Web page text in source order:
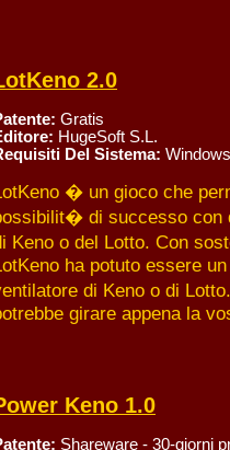
2.0
Gratis
HugeSoft S.L.
Del Sistema:
� un gioco che
di successo con
Keno o del Lotto. Con
ha potuto essere
di Keno o di
girare appena la
Keno 1.0
Shareware - 30-giorni